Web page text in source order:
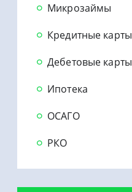
Микрозаймы
Кредитные карты
Дебетовые карты
Ипотека
ОСАГО
РКО